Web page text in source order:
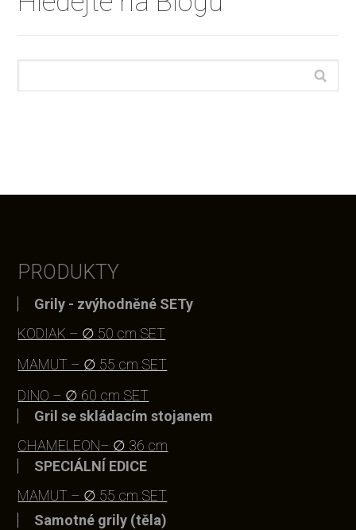
PRODUKTY
Grily - zvýhodněné SETy
KODIAK – ∅ 50 cm SET
MAMUT – ∅ 55 cm SET
DINO – ∅ 60 cm SET
Gril se skládacím stojanem
CHAMELEON– ∅ 36 cm
SPECIÁLNÍ EDICE
MAMUT – ∅ 55 cm SET
Samotné grily (těla)